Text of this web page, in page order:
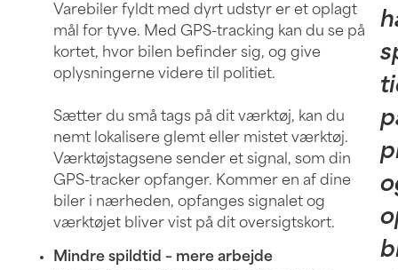
Varebiler fyldt med dyrt udstyr er et oplagt
mål for tyve. Med GPS-tracking kan du se på
kortet, hvor bilen befinder sig, og give
oplysningerne videre til politiet.
Sætter du små tags på dit værktøj, kan du
nemt lokalisere glemt eller mistet værktøj.
Værktøjstagsene sender et signal, som din
GPS-tracker opfanger. Kommer en af dine
biler i nærheden, opfanges signalet og
værktøjet bliver vist på dit oversigtskort.
Mindre spildtid – mere arbejde